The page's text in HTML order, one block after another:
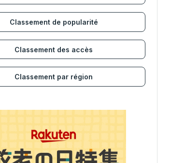
Classement de popularité
Classement des accès
Classement par région